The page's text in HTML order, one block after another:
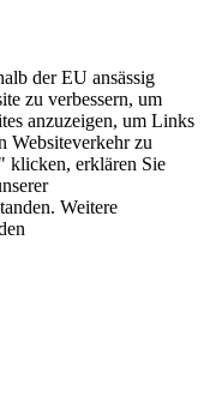
der EU ansässig
zu verbessern, um
anzuzeigen, um Links
Websiteverkehr zu
klicken, erklären Sie
Weitere